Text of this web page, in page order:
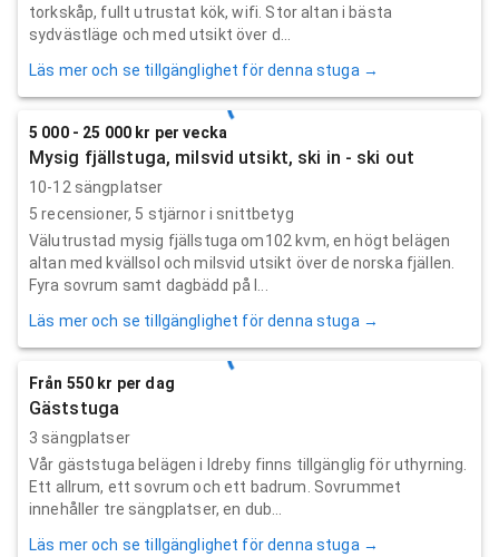
torkskåp, fullt utrustat kök, wifi. Stor altan i bästa
sydvästläge och med utsikt över d...
Läs mer och se tillgänglighet för denna stuga →
5 000 - 25 000 kr per vecka
Mysig fjällstuga, milsvid utsikt, ski in - ski out
10-12 sängplatser
5 recensioner, 5 stjärnor i snittbetyg
Välutrustad mysig fjällstuga om102 kvm, en högt belägen
altan med kvällsol och milsvid utsikt över de norska fjällen.
Fyra sovrum samt dagbädd på l...
Läs mer och se tillgänglighet för denna stuga →
Från 550 kr per dag
Gäststuga
3 sängplatser
Vår gäststuga belägen i Idreby finns tillgänglig för uthyrning.
Ett allrum, ett sovrum och ett badrum. Sovrummet
innehåller tre sängplatser, en dub...
Läs mer och se tillgänglighet för denna stuga →